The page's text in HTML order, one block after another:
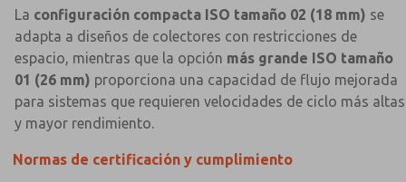
La configuración compacta ISO tamaño 02 (18 mm) se
adapta a diseños de colectores con restricciones de
espacio, mientras que la opción más grande ISO tamaño
01 (26 mm) proporciona una capacidad de flujo mejorada
para sistemas que requieren velocidades de ciclo más altas
y mayor rendimiento.
Normas de certificación y cumplimiento